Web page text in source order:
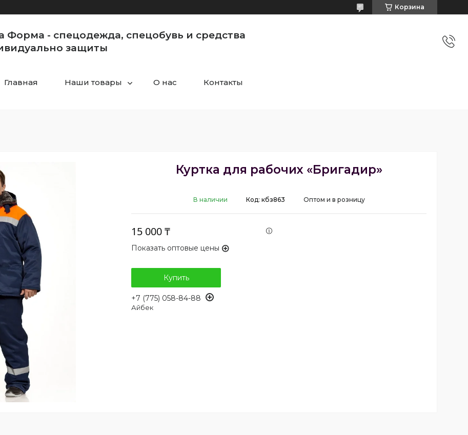
Корзина
Форма - спецодежда, спецобувь и средства
защиты
Главная Наши товары О нас Контакты
Куртка для рабочих «Бригадир»
В наличии Оптом и в розницу
Код: кбз863
15 000 ₸
Показать оптовые цены
Купить
+7 (775) 058-84-88
Айбек